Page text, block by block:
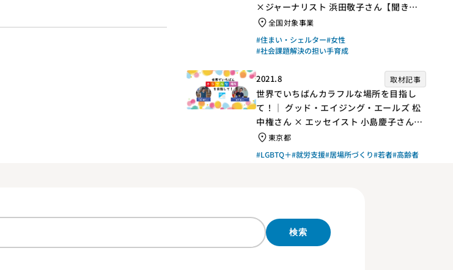
×ジャーナリスト 浜田敬子さん【聞き
手】全国対象事業
#住まい・シェルター#女性
#社会課題解決の担い手育成
2021.8 取材記事
世界でいちばんカラフルな場所を目指し
て！｜ グッド・エイジング・エールズ 松
中権さん × エッセイスト 小島慶子さん
【聞き手】
東京都
#LGBTQ＋#就労支援#居場所づくり#若者#高齢者
検索